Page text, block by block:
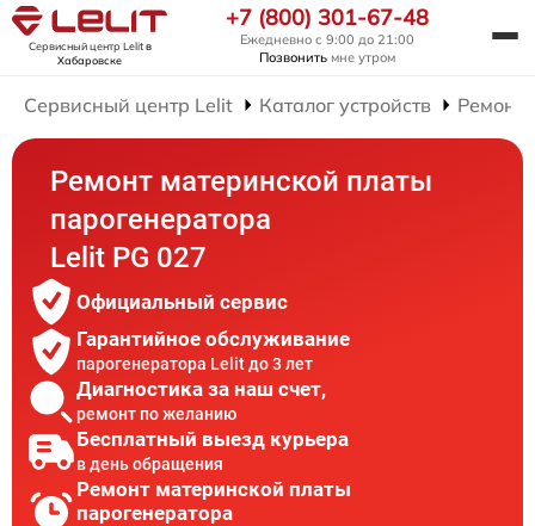
Сервисный центр Lelitв
Хабаровске
+7 (800) 301-67-48
Ежедневно с 9:00 до 21:00
Позвонить мне утром
Сервисный центр Lelit Каталог устройств Ремонт
Ремонт материнской платы
парогенератора
Lelit PG 027
Официальный сервис
Гарантийное обслуживание
парогенератора Lelit до 3 лет
Диагностика за наш счет,
ремонт по желанию
Бесплатный выезд курьера
в день обращения
Ремонт материнской платы
парогенератора